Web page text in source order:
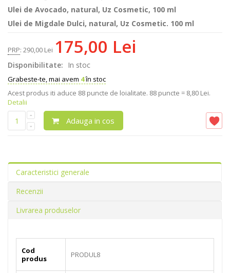
Ulei de Avocado, natural, Uz Cosmetic, 100 ml
Ulei de Migdale Dulci, natural, Uz Cosmetic. 100 ml
PRP: 290,00 Lei 175,00 Lei
Disponibilitate: In stoc
Grabeste-te, mai avem 4în stoc
Acest produs iti aduce 88 puncte de loialitate. 88 puncte = 8,80 Lei.
Detalii
Adauga in cos
Caracteristici generale
Recenzii
Livrarea produselor
Cod
produs
PRODUL8